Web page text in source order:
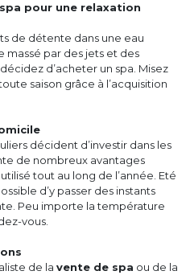
pour une relaxation
de détente dans une eau
par des jets et des
d’acheter un spa. Misez
saison grâce à l’acquisition
décident d’investir dans les
de nombreux avantages
tout au long de l’année. Eté
d’y passer des instants
Peu importe la température
vous.
de la vente de spa ou de la